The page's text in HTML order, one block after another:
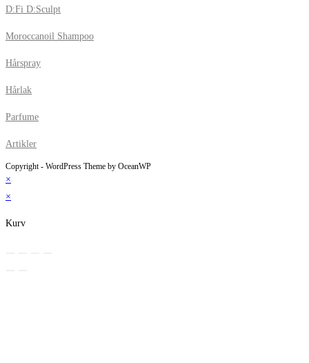
D:Fi D:Sculpt
Moroccanoil Shampoo
Hårspray
Hårlak
Parfume
Artikler
Copyright - WordPress Theme by OceanWP
×
×
Kurv